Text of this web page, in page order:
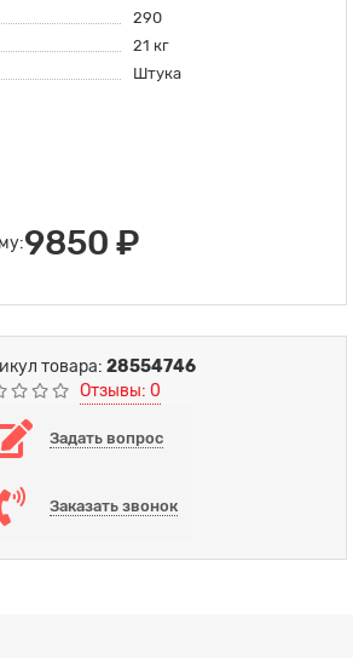
290
21 кг
Штука
9850 ₽
товара: 28554746
Отзывы: 0
Задать вопрос
Заказать звонок